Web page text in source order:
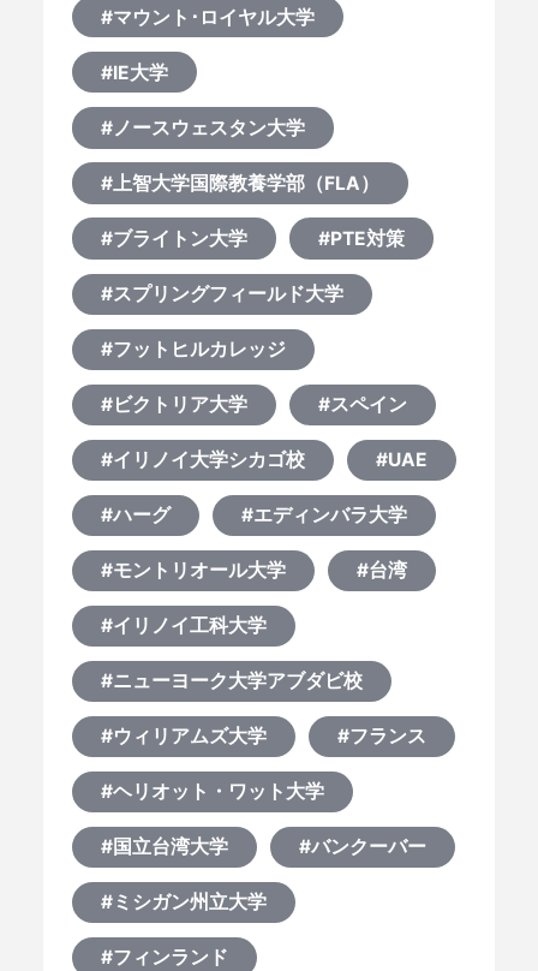
#マウント･ロイヤル大学
#IE大学
#ノースウェスタン大学
#上智大学国際教養学部（FLA）
#ブライトン大学 #PTE対策
#スプリングフィールド大学
#フットヒルカレッジ
#ビクトリア大学 #スペイン
#イリノイ大学シカゴ校 #UAE
#ハーグ #エディンバラ大学
#モントリオール大学 #台湾
#イリノイ工科大学
#ニューヨーク大学アブダビ校
#ウィリアムズ大学 #フランス
#ヘリオット・ワット大学
#国立台湾大学 #バンクーバー
#ミシガン州立大学
#フィンランド